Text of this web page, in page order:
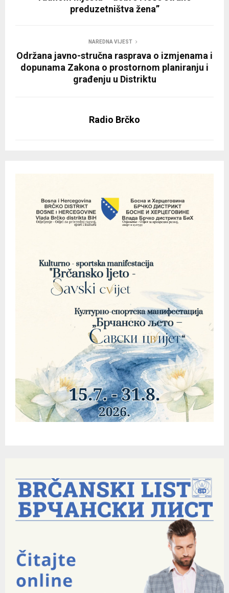
preduzetništva žena”
NAREDNA VIJEST
Održana javno-stručna rasprava o izmjenama i
dopunama Zakona o prostornom planiranju i
građenju u Distriktu
Radio Brčko